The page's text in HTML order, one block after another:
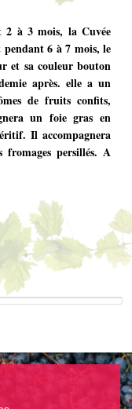
2 à 3 mois, la Cuvée
6 à 7 mois, le
et sa couleur bouton
après. elle a un
de fruits confits,
un foie gras en
Il accompagnera
fromages persillés. A